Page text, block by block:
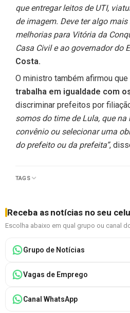
que entregar leitos de UTI,
de imagem. Deve ter algo
melhorias para Vitória da
Casa Civil e ao governador do
Costa.
O ministro também afirmou que
trabalha em igualdade com
discriminar prefeitos por
somos do time de Lula, que na
convênio ou selecionar uma
do prefeito ou da prefeita”,
TAGS
Receba as notícias no seu
Escolha abaixo em qual grupo ou canal
Grupo de Notícias
Vagas de Emprego
Canal WhatsApp